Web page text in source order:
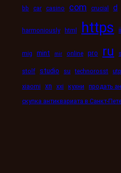
bb car casino com crucial d
harmoniously html https ii
mig mint mir online pro ru
stolf studio su technorosst utp
xiaomi xn xxi кухни
продать
скупка антиквариата в Санкт-